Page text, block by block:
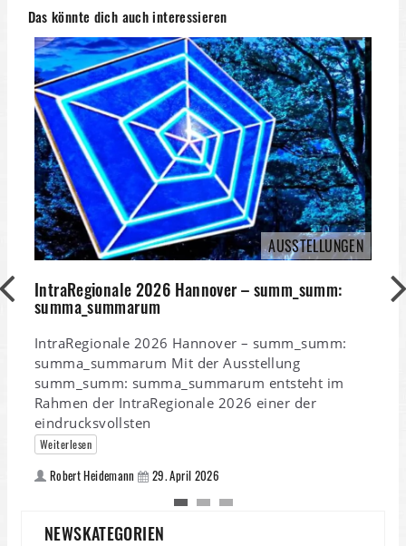
Das könnte dich auch interessieren
AUSSTELLUNGEN
IntraRegionale 2026 Hannover – summ_summ:
summa_summarum
IntraRegionale 2026 Hannover – summ_summ:
summa_summarum Mit der Ausstellung
summ_summ: summa_summarum entsteht im
Rahmen der IntraRegionale 2026 einer der
eindrucksvollsten
Weiterlesen
Robert Heidemann 29. April 2026
NEWSKATEGORIEN